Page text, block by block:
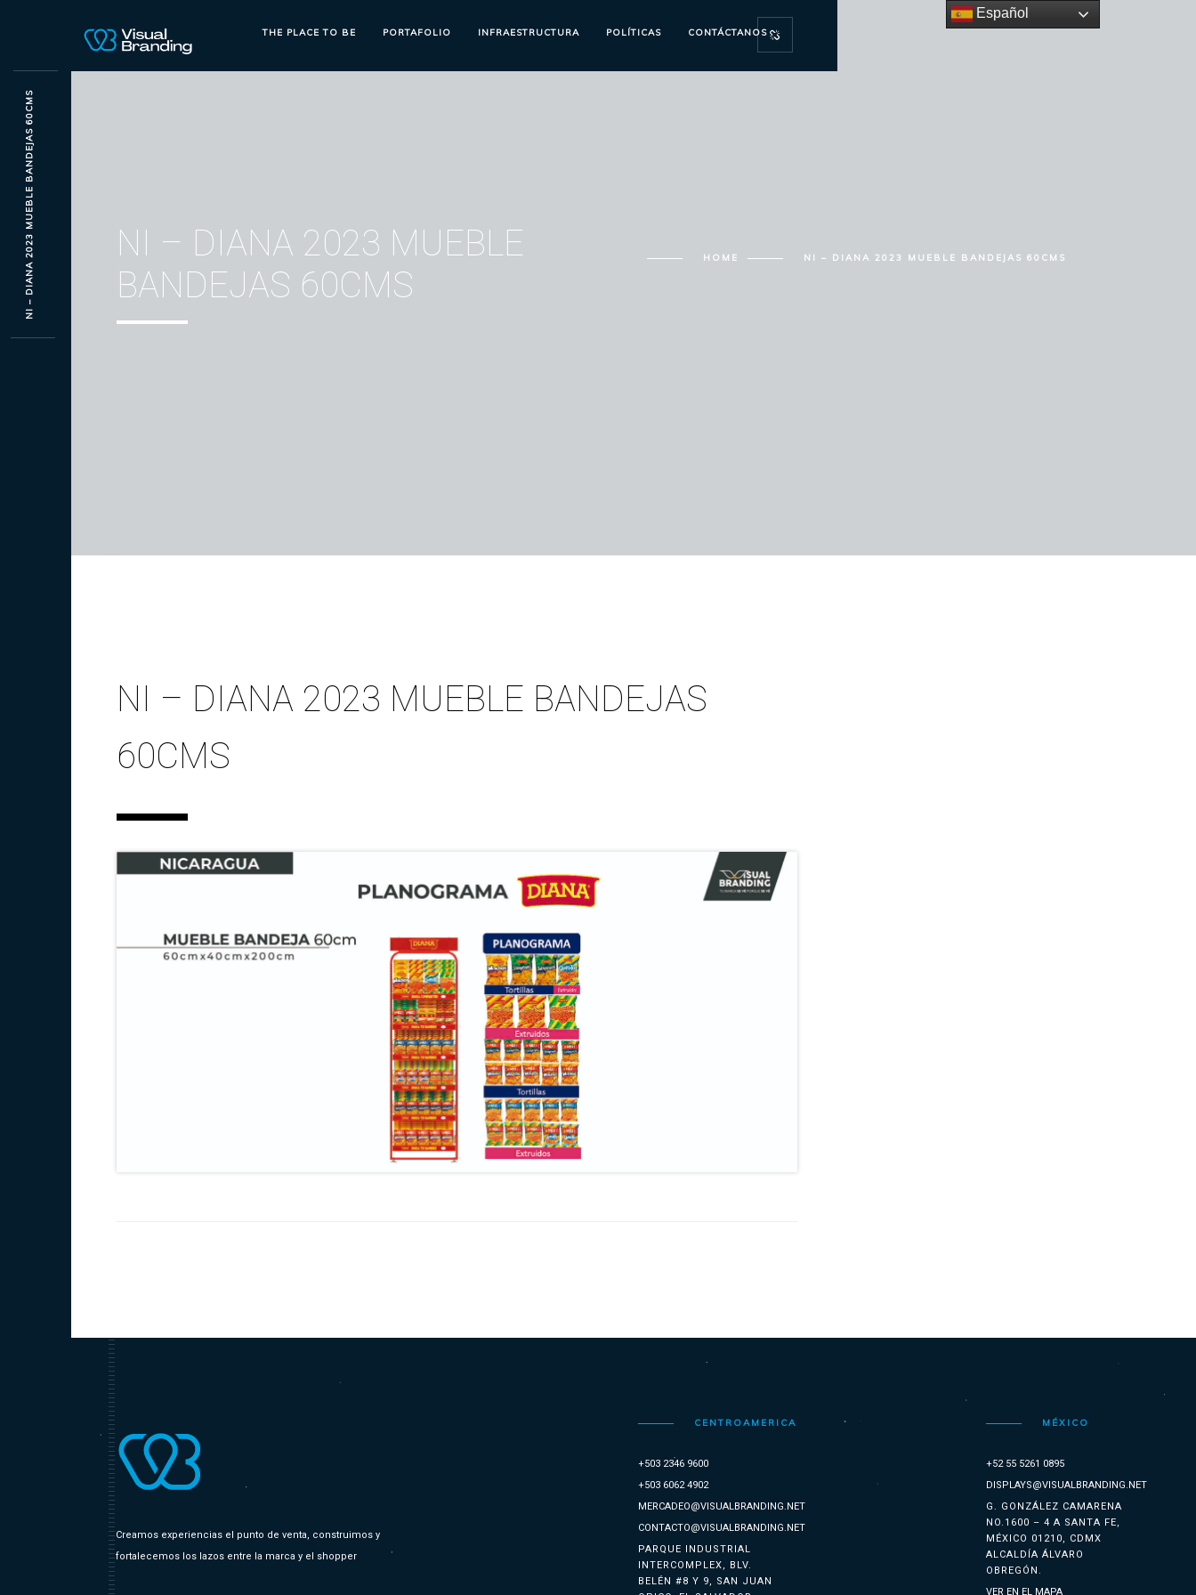
THE PLACE TO BE PORTAFOLIO INFRAESTRUCTURA POLÍTICAS CONTÁCTANOS
NI – DIANA 2023 MUEBLE
BANDEJAS 60CMS
HOME NI – DIANA 2023 MUEBLE BANDEJAS 60CMS
NI – DIANA 2023 MUEBLE BANDEJAS
60CMS
Creamos experiencias el punto de venta, construimos y
fortalecemos los lazos entre la marca y el shopper
CENTROAMERICA
+503 2346 9600
+503 6062 4902
MERCADEO@VISUALBRANDING.NET
CONTACTO@VISUALBRANDING.NET
PARQUE INDUSTRIAL
INTERCOMPLEX, BLV.
BELÉN #8 Y 9, SAN JUAN
MÉXICO
+52 55 5261 0895
DISPLAYS@VISUALBRANDING.NET
G. GONZÁLEZ CAMARENA
NO.1600 – 4 A SANTA FE,
MÉXICO 01210, CDMX
ALCALDÍA ÁLVARO
OBREGÓN.
VER EN EL MAPA
NI – DIANA 2023 MUEBLE BANDEJAS 60CMS
Español